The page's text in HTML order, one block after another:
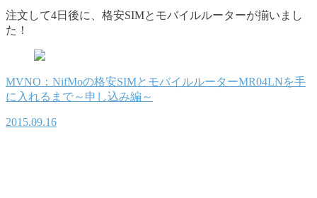
注文して4日後に、格安SIMとモバイルルーターが揃いまし
た！
MVNO：NifMoの格安SIMとモバイルルーターMR04LNを手
に入れるまで～申し込み編～
2015.09.16